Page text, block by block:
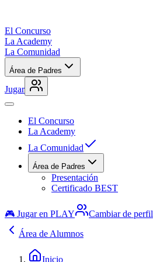
El Concurso
La Academy
La Comunidad
Área de Padres
Jugar
El Concurso
La Academy
La Comunidad
Área de Padres
Presentación
Certificado BEST
🎮 Jugar en PLAY
Cambiar de perfil
Área de Alumnos
Inicio